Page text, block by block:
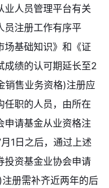
业人员管理平台有关
员注册工作有序平
场基础知识》和《证
成绩的认可期延长至2
销售业务资格)注册应
任职的人员，由所在
申请基金从业资格注
1日之后，通过上述
投资基金业协会申请
册需补齐近两年的后